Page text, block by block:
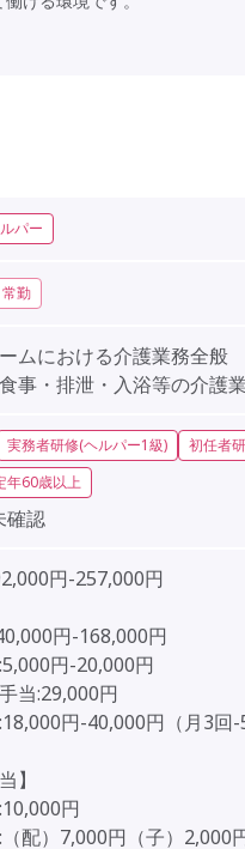
パー
常勤
ムにおける介護業務全般
事・排泄・入浴等の介護
実務者研修(ヘルパー1級) 初任者
年60歳以上
確認
円-257,000円
円-168,000円
円-20,000円
当:29,000円
:18,000円-40,000円（月3
】
円
（配）7,000円（子）2,000